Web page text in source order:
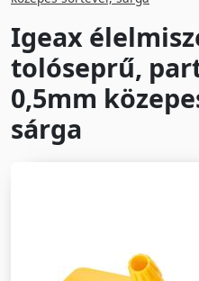
Igeax
tolóseprű,
0,5mm
sárga